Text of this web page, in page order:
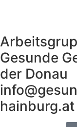
Gesunde
der Donau
hainburg.at